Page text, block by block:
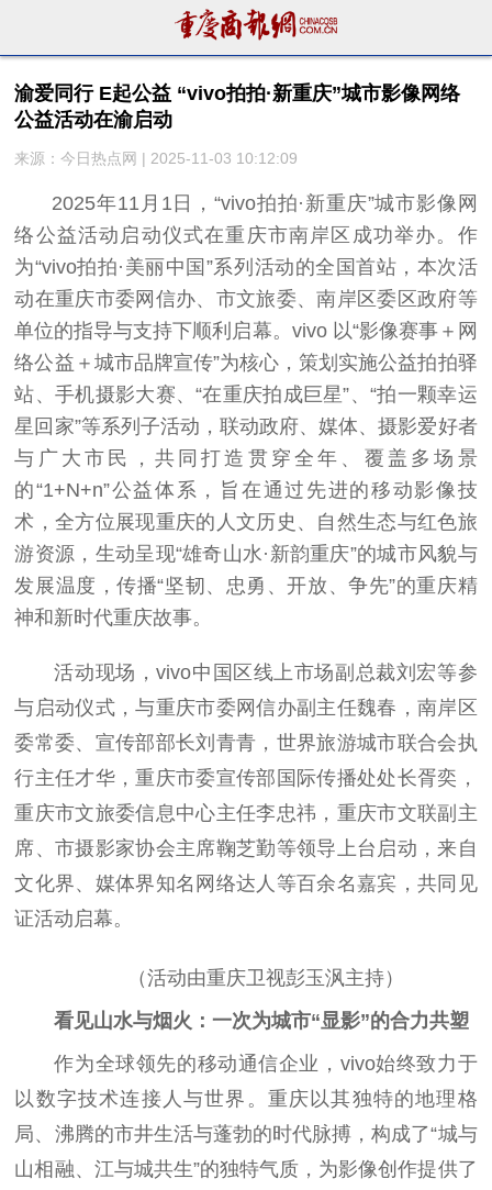
渝爱同行 E起公益 “vivo拍拍·新重庆”城市影像网络
公益活动在渝启动
来源：今日热点网 | 2025-11-03 10:12:09
2025年11月1日，“vivo拍拍·新重庆”城市影像网
络公益活动启动仪式在重庆市南岸区成功举办。作
为“vivo拍拍·美丽中国”系列活动的全国首站，本次活
动在重庆市委网信办、市文旅委、南岸区委区政府等
单位的指导与支持下顺利启幕。vivo 以“影像赛事＋网
络公益＋城市品牌宣传”为核心，策划实施公益拍拍驿
站、手机摄影大赛、“在重庆拍成巨星”、“拍一颗幸运
星回家”等系列子活动，联动政府、媒体、摄影爱好者
与广大市民，共同打造贯穿全年、覆盖多场景
的“1+N+n”公益体系，旨在通过先进的移动影像技
术，全方位展现重庆的人文历史、自然生态与红色旅
游资源，生动呈现“雄奇山水·新韵重庆”的城市风貌与
发展温度，传播“坚韧、忠勇、开放、争先”的重庆精
神和新时代重庆故事。
活动现场，vivo中国区线上市场副总裁刘宏等参
与启动仪式，与重庆市委网信办副主任魏春，南岸区
委常委、宣传部部长刘青青，世界旅游城市联合会执
行主任才华，重庆市委宣传部国际传播处处长胥奕，
重庆市文旅委信息中心主任李忠祎，重庆市文联副主
席、市摄影家协会主席鞠芝勤等领导上台启动，来自
文化界、媒体界知名网络达人等百余名嘉宾，共同见
证活动启幕。
（活动由重庆卫视彭玉沨主持）
看见山水与烟火：一次为城市“显影”的合力共塑
作为全球领先的移动通信企业，vivo始终致力于
以数字技术连接人与世界。重庆以其独特的地理格
局、沸腾的市井生活与蓬勃的时代脉搏，构成了“城与
山相融、江与城共生”的独特气质，为影像创作提供了